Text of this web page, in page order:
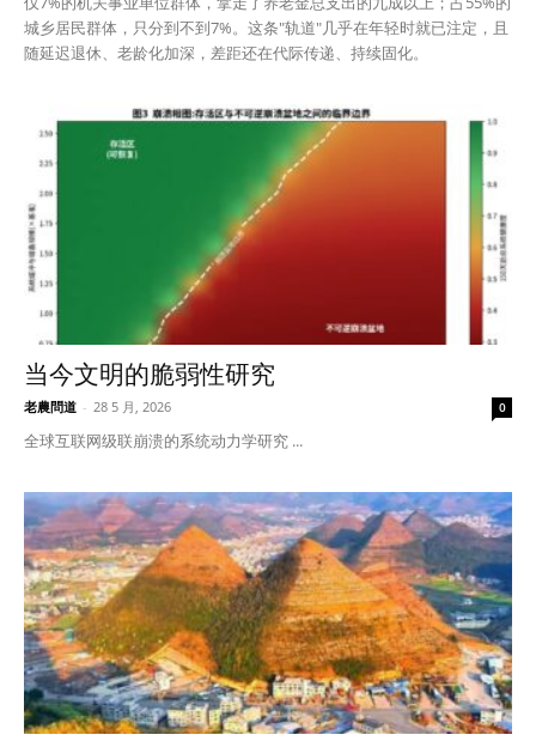
城乡居民群体，只分到不到7%。这条"轨道"几乎在年轻时就已注定，且
随延迟退休、老龄化加深，差距还在代际传递、持续固化。
当今文明的脆弱性研究
老農問道 - 28 5 月, 2026 0
全球互联网级联崩溃的系统动力学研究 ...